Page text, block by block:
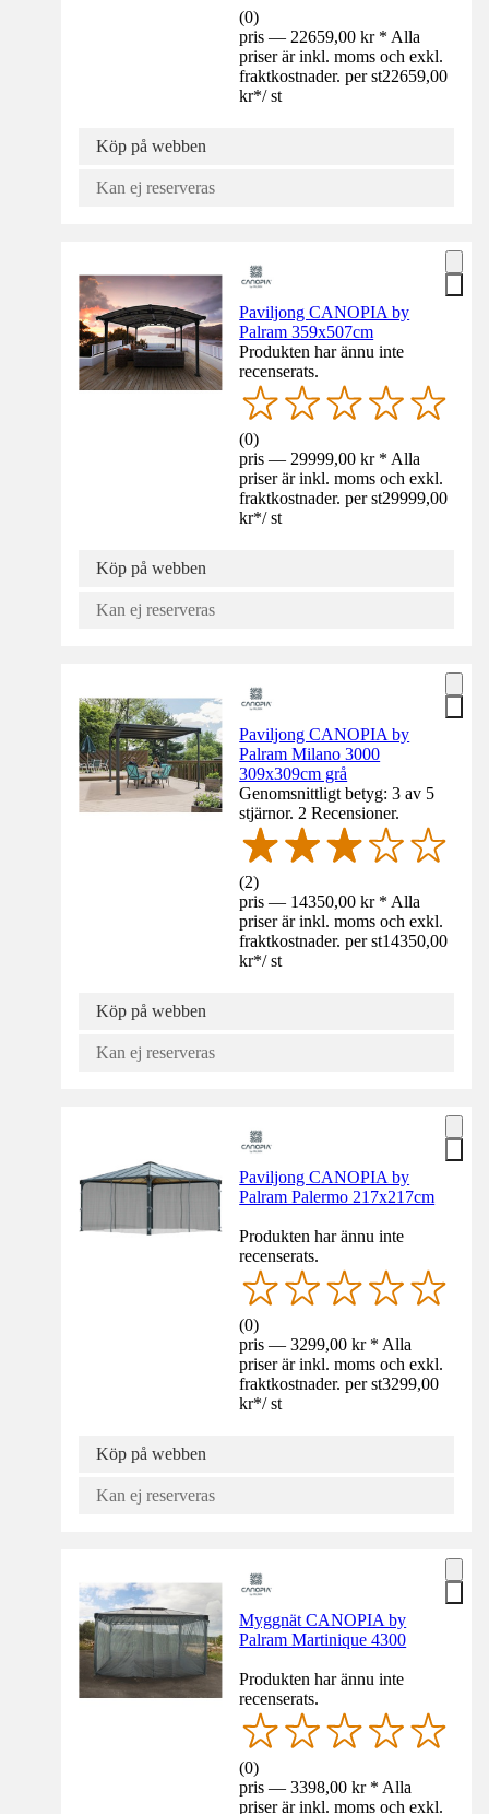
(0)
pris — 22659,00 kr * Alla
priser är inkl. moms och exkl.
fraktkostnader. per st22659,00
kr*/ st
Köp på webben
Kan ej reserveras
Paviljong CANOPIA by
Palram 359x507cm
Produkten har ännu inte
recenserats.
(0)
pris — 29999,00 kr * Alla
priser är inkl. moms och exkl.
fraktkostnader. per st29999,00
kr*/ st
Köp på webben
Kan ej reserveras
Paviljong CANOPIA by
Palram Milano 3000
309x309cm grå
Genomsnittligt betyg: 3 av 5
stjärnor. 2 Recensioner.
(2)
pris — 14350,00 kr * Alla
priser är inkl. moms och exkl.
fraktkostnader. per st14350,00
kr*/ st
Köp på webben
Kan ej reserveras
Paviljong CANOPIA by
Palram Palermo 217x217cm
Produkten har ännu inte
recenserats.
(0)
pris — 3299,00 kr * Alla
priser är inkl. moms och exkl.
fraktkostnader. per st3299,00
kr*/ st
Köp på webben
Kan ej reserveras
Myggnät CANOPIA by
Palram Martinique 4300
Produkten har ännu inte
recenserats.
(0)
pris — 3398,00 kr * Alla
priser är inkl. moms och exkl.